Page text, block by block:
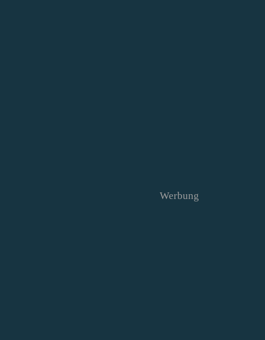
Werbung